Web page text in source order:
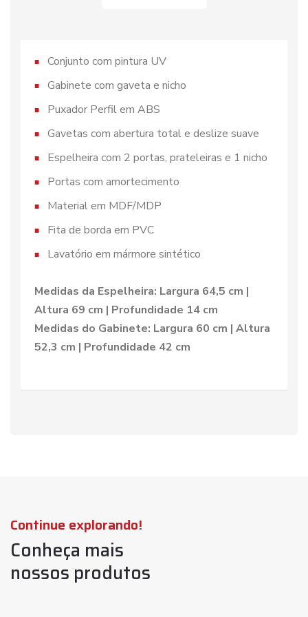
Conjunto com pintura UV
Gabinete com gaveta e nicho
Puxador Perfil em ABS
Gavetas com abertura total e deslize suave
Espelheira com 2 portas, prateleiras e 1 nicho
Portas com amortecimento
Material em MDF/MDP
Fita de borda em PVC
Lavatório em mármore sintético
Medidas da Espelheira: Largura 64,5 cm |
Altura 69 cm | Profundidade 14 cm
Medidas do Gabinete: Largura 60 cm | Altura
52,3 cm | Profundidade 42 cm
Continue explorando!
Conheça mais
nossos produtos